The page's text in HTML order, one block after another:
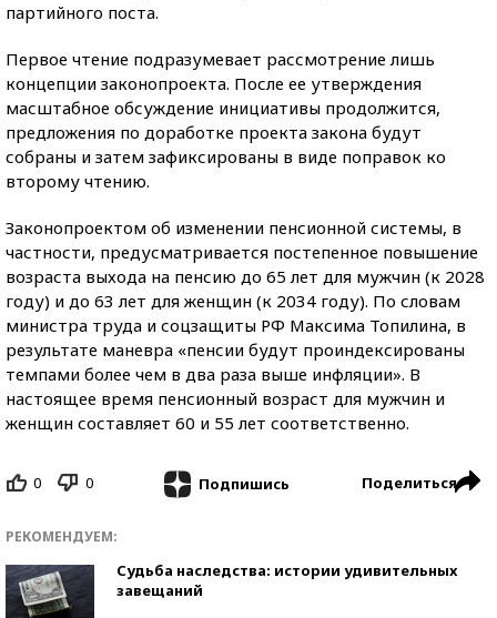
партийного поста.
Первое чтение подразумевает рассмотрение лишь
концепции законопроекта. После ее утверждения
масштабное обсуждение инициативы продолжится,
предложения по доработке проекта закона будут
собраны и затем зафиксированы в виде поправок ко
второму чтению.
Законопроектом об изменении пенсионной системы, в
частности, предусматривается постепенное повышение
возраста выхода на пенсию до 65 лет для мужчин (к 2028
году) и до 63 лет для женщин (к 2034 году). По словам
министра труда и соцзащиты РФ Максима Топилина, в
результате маневра «пенсии будут проиндексированы
темпами более чем в два раза выше инфляции». В
настоящее время пенсионный возраст для мужчин и
женщин составляет 60 и 55 лет соответственно.
0 0 Подпишись Поделиться
РЕКОМЕНДУЕМ:
Судьба наследства: истории удивительных
завещаний